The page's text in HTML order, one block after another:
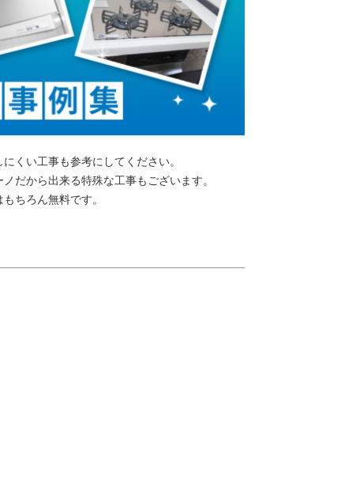
くい工事も参考にしてください。
だから出来る特殊な工事もございます。
ちろん無料です。